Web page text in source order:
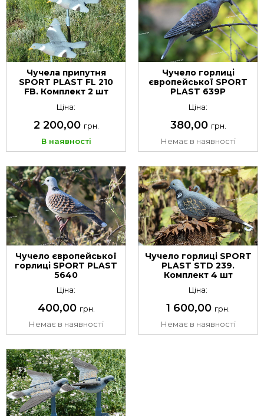
Чучела припутня
SPORT PLAST FL 210
FB. Комплект 2 шт
Ціна:
2 200,00 грн.
В наявності
Чучело горлиці
європейської SPORT
PLAST 639P
Ціна:
380,00 грн.
Немає в наявності
Чучело європейської
горлиці SPORT PLAST
5640
Ціна:
400,00 грн.
Немає в наявності
Чучело горлиці SPORT
PLAST STD 239.
Комплект 4 шт
Ціна:
1 600,00 грн.
Немає в наявності